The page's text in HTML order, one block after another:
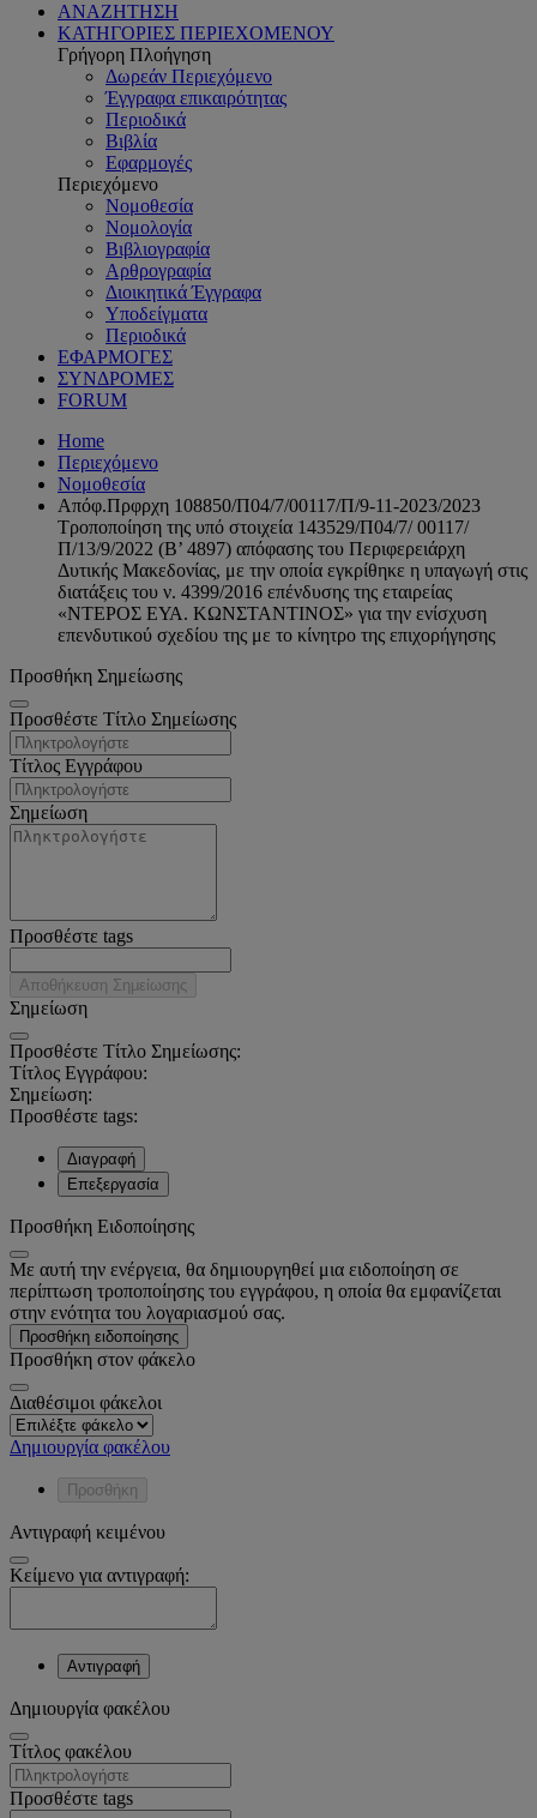
ΑΝΑΖΗΤΗΣΗ
ΚΑΤΗΓΟΡΙΕΣ ΠΕΡΙΕΧΟΜΕΝΟΥ
Γρήγορη Πλοήγηση
Δωρεάν Περιεχόμενο
Έγγραφα επικαιρότητας
Περιοδικά
Βιβλία
Εφαρμογές
Περιεχόμενο
Νομοθεσία
Νομολογία
Βιβλιογραφία
Αρθρογραφία
Διοικητικά Έγγραφα
Υποδείγματα
Περιοδικά
ΕΦΑΡΜΟΓΕΣ
ΣΥΝΔΡΟΜΕΣ
FORUM
Home
Περιεχόμενο
Νομοθεσία
Απόφ.Πρφρχη 108850/Π04/7/00117/Π/9-11-2023/2023
Τροποποίηση της υπό στοιχεία 143529/Π04/7/ 00117/
Π/13/9/2022 (Β’ 4897) απόφασης του Περιφερειάρχη
Δυτικής Μακεδονίας, με την οποία εγκρίθηκε η υπαγωγή στις
διατάξεις του ν. 4399/2016 επένδυσης της εταιρείας
«ΝΤΕΡΟΣ ΕΥΑ. ΚΩΝΣΤΑΝΤΙΝΟΣ» για την ενίσχυση
επενδυτικού σχεδίου της με το κίνητρο της επιχορήγησης
Προσθήκη Σημείωσης
Προσθέστε Τίτλο Σημείωσης
Τίτλος Εγγράφου
Σημείωση
Προσθέστε tags
Αποθήκευση Σημείωσης
Σημείωση
Προσθέστε Τίτλο Σημείωσης:
Τίτλος Εγγράφου:
Σημείωση:
Προσθέστε tags:
Διαγραφή
Επεξεργασία
Προσθήκη Ειδοποίησης
Με αυτή την ενέργεια, θα δημιουργηθεί μια ειδοποίηση σε
περίπτωση τροποποίησης του εγγράφου, η οποία θα εμφανίζεται
στην ενότητα του λογαριασμού σας.
Προσθήκη ειδοποίησης
Προσθήκη στον φάκελο
Διαθέσιμοι φάκελοι
Δημιουργία φακέλου
Προσθήκη
Αντιγραφή κειμένου
Κείμενο για αντιγραφή:
Αντιγραφή
Δημιουργία φακέλου
Tίτλος φακέλου
Προσθέστε tags